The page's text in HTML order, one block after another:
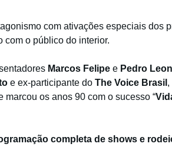
com ativações especiais dos
com o público do interior.
Marcos Felipe e Pedro
e ex-participante do The Voice Brasil ,
marcou os anos 90 com o sucesso “
completa de shows e